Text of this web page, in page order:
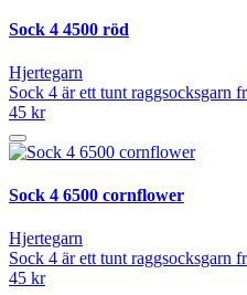
Sock 4 4500 röd
Hjertegarn
Sock 4 är ett tunt raggsocksgarn
45 kr
Sock 4 6500 cornflower
Hjertegarn
Sock 4 är ett tunt raggsocksgarn
45 kr